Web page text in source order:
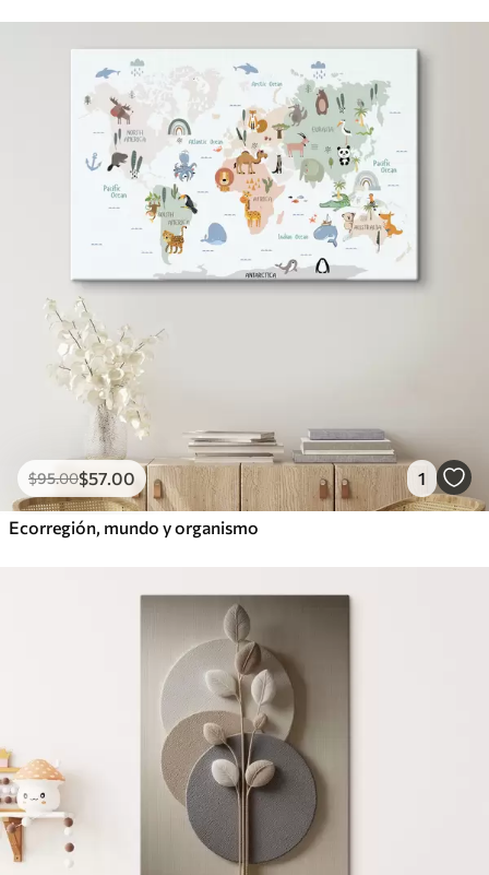
$95.00$57.00 1
Ecorregión, mundo y organismo